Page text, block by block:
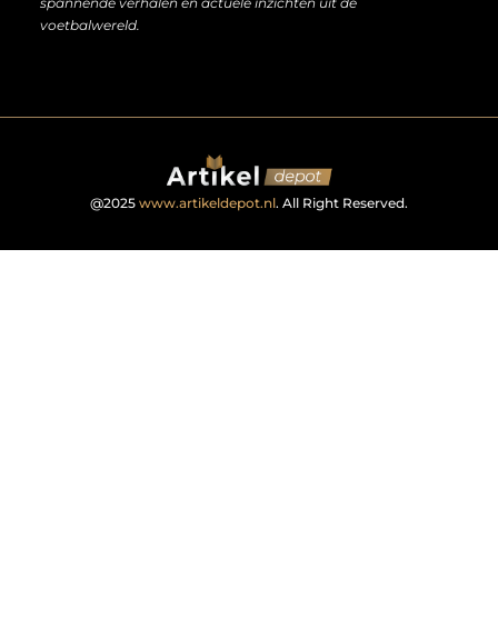
voetbalwereld.
@2025 www.artikeldepot.nl. All Right Reserved.